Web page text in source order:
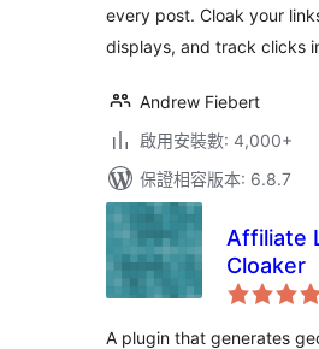
every post. Cloak your
displays, and track clicks
Andrew Fiebert
啟用安裝數: 4,000+
保證相容版本: 6.8.7
Affiliate
Cloaker
A plugin that generates